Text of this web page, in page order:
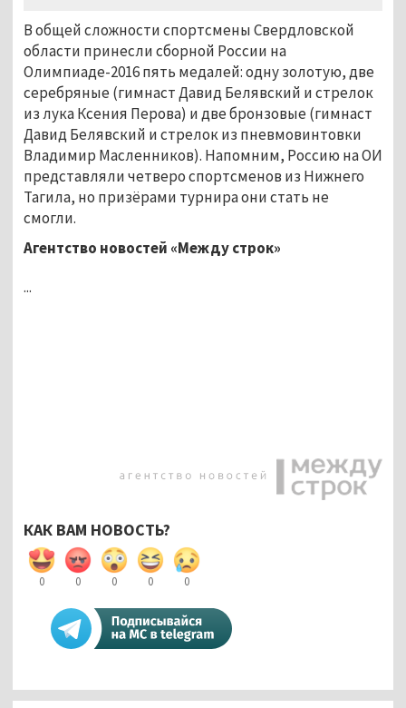
В общей сложности спортсмены Свердловской
области принесли сборной России на
Олимпиаде-2016 пять медалей: одну золотую, две
серебряные (гимнаст Давид Белявский и стрелок
из лука Ксения Перова) и две бронзовые (гимнаст
Давид Белявский и стрелок из пневмовинтовки
Владимир Масленников). Напомним, Россию на ОИ
представляли четверо спортсменов из Нижнего
Тагила, но призёрами турнира они стать не
смогли.
Агентство новостей «Между строк»
...
КАК ВАМ НОВОСТЬ?
0 0 0 0 0